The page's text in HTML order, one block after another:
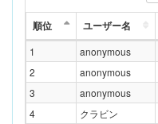
順位 ユーザー名
1 anonymous
2
anonymous
3
anonymous
4
クラビン